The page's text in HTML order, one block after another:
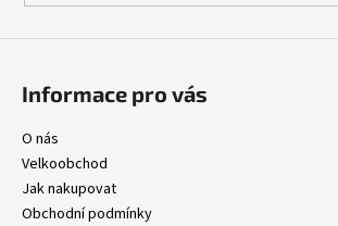
ý
p
Informace pro vás
O nás
Velkoobchod
Jak nakupovat
Obchodní podmínky